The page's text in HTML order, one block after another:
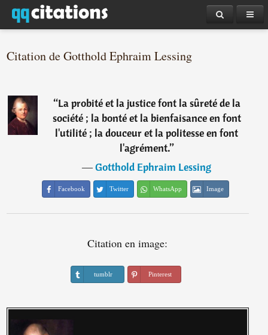
Citation de Gotthold Ephraim Lessing
“La probité et la justice font la sûreté de la
société ; la bonté et la bienfaisance en font
l'utilité ; la douceur et la politesse en font
l'agrément.”
―Gotthold Ephraim Lessing
Facebook Twitter WhatsApp Image
Citation en image:
tumblr Pinterest